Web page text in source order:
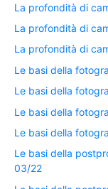
La profondità di
La profondità di
La profondità di
Le basi della
Le basi della
Le basi della
Le basi della
Le basi della
03/22